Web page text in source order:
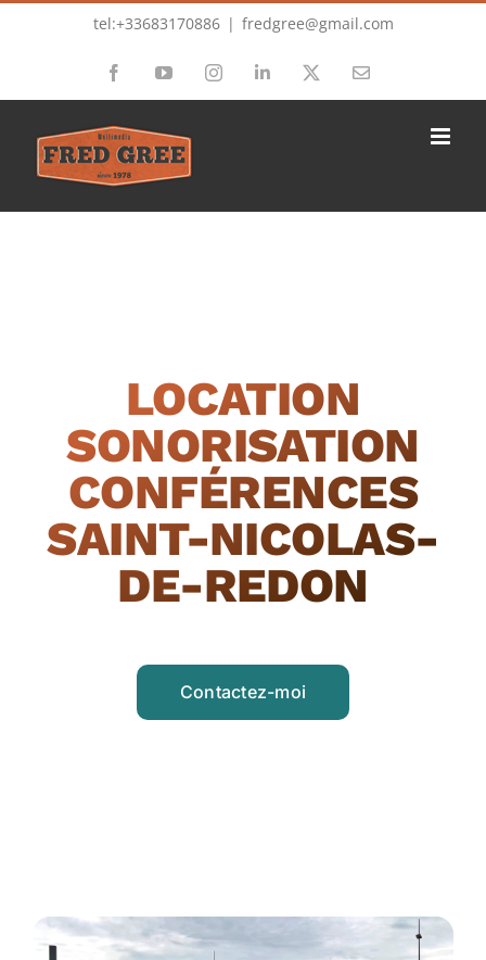
tel:+33683170886 | fredgree@gmail.com
FacebookYouTubeInstagramLinkedIn Email
LOCATION
SONORISATION
CONFÉRENCES
SAINT-NICOLAS-
DE-REDON
Contactez-moi